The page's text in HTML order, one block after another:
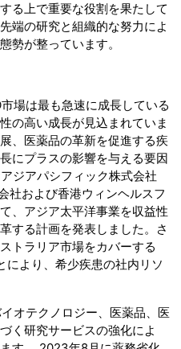
る上で重要な役割を果たして
端の研究と組織的な努力によ
勢が整っています。
場は最も急速に成長している
の高い成長が見込まれていま
、医薬品の革新を促進する疾
にプラスの影響を与える要因
ジアパシフィック株式会社
社および香港ウィンヘルスフ
、アジア太平洋事業を収益性
する計画を発表しました。さ
トラリア市場をカバーする
により、希少疾患の社内リソ
オテクノロジー、医薬品、医
く研究サービスの強化によ